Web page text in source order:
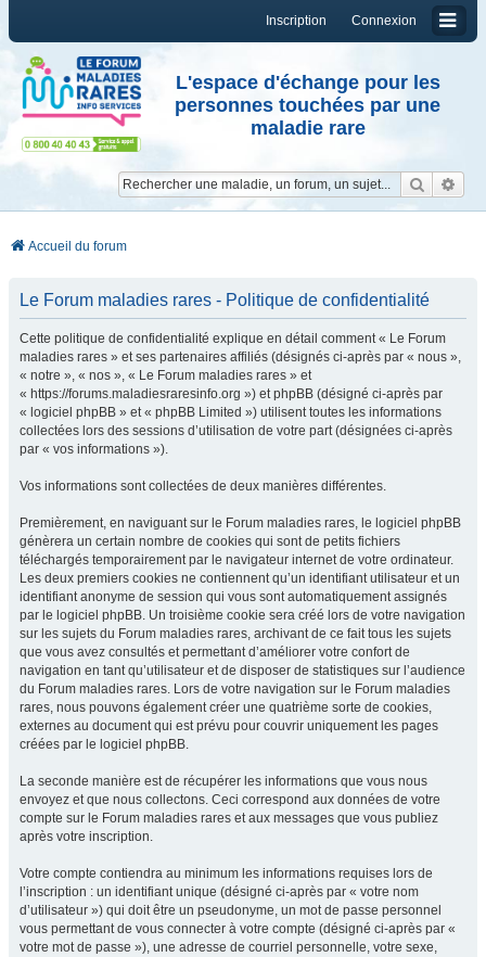
Connexion
Inscription
L'espace d'échange pour les
personnes touchées par une
maladie rare
Accueil du forum
Le Forum maladies rares - Politique de confidentialité
Cette politique de confidentialité explique en détail comment « Le Forum
maladies rares » et ses partenaires affiliés (désignés ci-après par « nous »,
« notre », « nos », « Le Forum maladies rares » et
« https://forums.maladiesraresinfo.org ») et phpBB (désigné ci-après par
« logiciel phpBB » et « phpBB Limited ») utilisent toutes les informations
collectées lors des sessions d’utilisation de votre part (désignées ci-après
par « vos informations »).
Vos informations sont collectées de deux manières différentes.
Premièrement, en naviguant sur le Forum maladies rares, le logiciel phpBB
génèrera un certain nombre de cookies qui sont de petits fichiers
téléchargés temporairement par le navigateur internet de votre ordinateur.
Les deux premiers cookies ne contiennent qu’un identifiant utilisateur et un
identifiant anonyme de session qui vous sont automatiquement assignés
par le logiciel phpBB. Un troisième cookie sera créé lors de votre navigation
sur les sujets du Forum maladies rares, archivant de ce fait tous les sujets
que vous avez consultés et permettant d’améliorer votre confort de
navigation en tant qu’utilisateur et de disposer de statistiques sur l’audience
du Forum maladies rares. Lors de votre navigation sur le Forum maladies
rares, nous pouvons également créer une quatrième sorte de cookies,
externes au document qui est prévu pour couvrir uniquement les pages
créées par le logiciel phpBB.
La seconde manière est de récupérer les informations que vous nous
envoyez et que nous collectons. Ceci correspond aux données de votre
compte sur le Forum maladies rares et aux messages que vous publiez
après votre inscription.
Votre compte contiendra au minimum les informations requises lors de
l’inscription : un identifiant unique (désigné ci-après par « votre nom
d’utilisateur ») qui doit être un pseudonyme, un mot de passe personnel
vous permettant de vous connecter à votre compte (désigné ci-après par «
votre mot de passe »), une adresse de courriel personnelle, votre sexe,